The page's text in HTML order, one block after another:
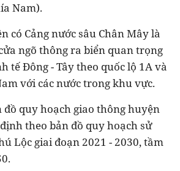
Nam).
có Cảng nước sâu Chân Mây là
ngõ thông ra biển quan trọng
tế Đông - Tây theo quốc lộ 1A và
với các nước trong khu vực.
đồ quy hoạch giao thông huyện
theo bản đồ quy hoạch sử
Lộc giai đoạn 2021 - 2030, tầm